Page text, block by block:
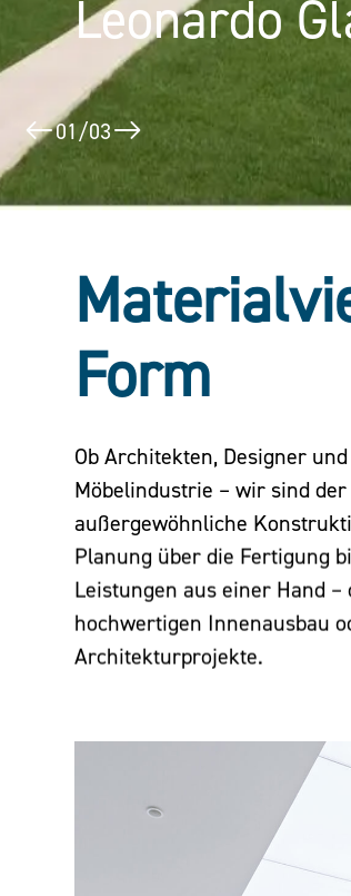
Leonardo
Puerta
02/03
Form
Ob Architekten, Designer
Möbelindustrie – wir sind
außergewöhnliche
Planung über die Fertigung
Leistungen aus einer Hand
hochwertigen Innenausbau
Architekturprojekte.